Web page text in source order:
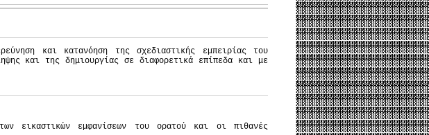
και κατανόηση της σχεδιαστικής εμπειρίας του
και της δημιουργίας σε διαφορετικά επίπεδα και με
εικαστικών εμφανίσεων του ορατού και οι πιθανές